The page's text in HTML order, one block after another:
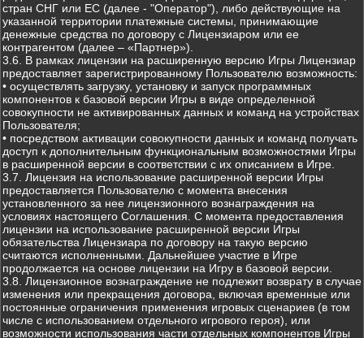
стран СНГ или ЕС (далее - "Оператор"), либо действующие на
указанной территории платежные системы, принимающие
денежные средства по договору с Лицензиаром или ее
контрагентом (далее – «Партнер»).
3.6. В рамках лицензии на расширенную версию Игры Лицензиар
предоставляет зарегистрированному Пользователю возможность:
• осуществлять загрузку, установку и запуск программных
компонентов к базовой версии Игры в виде определенной
совокупности не активированных данных и команд на устройствах
Пользователя;
• посредством активации совокупности данных и команд получать
доступ к дополнительным функциональным возможностями Игры
в расширенной версии в соответствии с их описанием в Игре.
3.7. Лицензия на использование расширенной версии Игры
предоставляется Пользователю с момента внесения
установленного за нее лицензионного вознаграждения на
условиях настоящего Соглашения. С момента предоставления
лицензии на использование расширенной версии Игры
обязательства Лицензиара по договору на такую версию
считаются исполненными. Дальнейшее участие в Игре
продолжается на основе лицензии на Игру в базовой версии.
3.8. Лицензионное вознаграждение не подлежит возврату в случае
изменения или прекращения договора, включая временные или
постоянные ограничения применения игровых сценариев (в том
числе с использованием отдельного игрового героя), или
возможности использования части отдельных компонентов Игры